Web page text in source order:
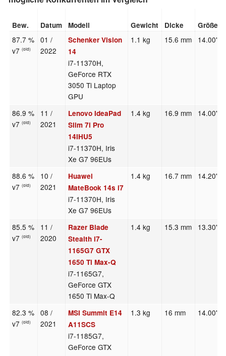
Bew. Datum Modell Gewicht Dicke Größe
87.7 %
v7(old)
01 /
2022
Schenker Vision
14
i7-11370H,
GeForce RTX
3050 Ti Laptop
GPU
1.1 kg 15.6 mm 14.00"
86.9 %
v7(old)
11 /
2021
Lenovo IdeaPad
Slim 7i Pro
14IHU5
i7-11370H, Iris
Xe G7 96EUs
1.4 kg 16.9 mm 14.00"
88.6 %
v7(old)
10 /
2021
Huawei
MateBook 14s i7
i7-11370H, Iris
Xe G7 96EUs
1.4 kg 16.7 mm 14.20"
85.5 %
v7(old)
11 /
2020
Razer Blade
Stealth i7-
1165G7 GTX
1650 Ti Max-Q
i7-1165G7,
GeForce GTX
1650 Ti Max-Q
1.4 kg 15.3 mm 13.30"
82.3 %
v7(old)
08 /
2021
MSI Summit E14
A11SCS
i7-1185G7,
GeForce GTX
1.3 kg 16 mm 14.00"